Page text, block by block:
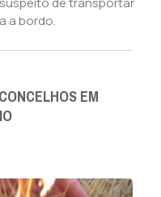
a bordo.
EM